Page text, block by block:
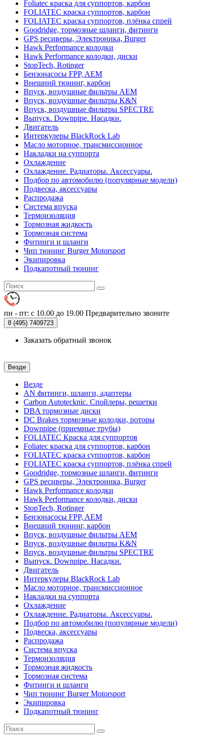
Foliatec краска для суппортов, карбон
FOLIATEC краска суппортов, карбон
FOLIATEC краска суппортов, плёнка спрей
Goodridge, тормозные шланги, фитинги
GPS ресиверы, Электроника, Burger
Hawk Performance колодки
Hawk Performance колодки, диски
StopTech, Rotinger
Бензонасосы FPP, AEM
Внешний тюнинг, карбон
Впуск, воздушные фильтры AEM
Впуск, воздушные фильтры K&N
Впуск, воздушные фильтры SPECTRE
Выпуск. Downpipe. Насадки.
Двигатель
Интеркулеры BlackRock Lab
Масло моторное, трансмиссионное
Накладки на суппорта
Охлаждение
Охлаждение. Радиаторы. Аксессуары.
Подбор по автомобилю (популярные модели)
Подвеска, аксессуары
Распродажа
Система впуска
Термоизоляция
Тормозная жидкость
Тормозная система
Фитинги и шланги
Чип тюнинг Burger Motorsport
Экипировка
Подкапотный тюнинг
пн - пт: с 10.00 до 19.00 Предварительно звоните
8 (495) 7409723
Заказать обратный звонок
Везде
Везде
AN фитинги, шланги, адаптеры
Carbon Autotecknic. Спойлеры, решетки
DBA тормозные диски
DC Brakes тормозные колодки, роторы
Downpipe (приемные трубы)
FOLIATEC Краска для суппортов
Foliatec краска для суппортов, карбон
FOLIATEC краска суппортов, карбон
FOLIATEC краска суппортов, плёнка спрей
Goodridge, тормозные шланги, фитинги
GPS ресиверы, Электроника, Burger
Hawk Performance колодки
Hawk Performance колодки, диски
StopTech, Rotinger
Бензонасосы FPP, AEM
Внешний тюнинг, карбон
Впуск, воздушные фильтры AEM
Впуск, воздушные фильтры K&N
Впуск, воздушные фильтры SPECTRE
Выпуск. Downpipe. Насадки.
Двигатель
Интеркулеры BlackRock Lab
Масло моторное, трансмиссионное
Накладки на суппорта
Охлаждение
Охлаждение. Радиаторы. Аксессуары.
Подбор по автомобилю (популярные модели)
Подвеска, аксессуары
Распродажа
Система впуска
Термоизоляция
Тормозная жидкость
Тормозная система
Фитинги и шланги
Чип тюнинг Burger Motorsport
Экипировка
Подкапотный тюнинг